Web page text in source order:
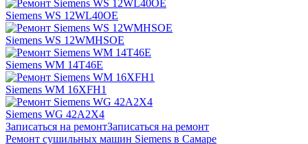
Siemens WS 12WL40OE
Siemens WS 12WMHSOE
Siemens WM 14T46E
Siemens WM 16XFH1
Siemens WG 42A2X4
Записаться на ремонтЗаписаться на ремонт
Ремонт сушильных машин Siemens в Самаре